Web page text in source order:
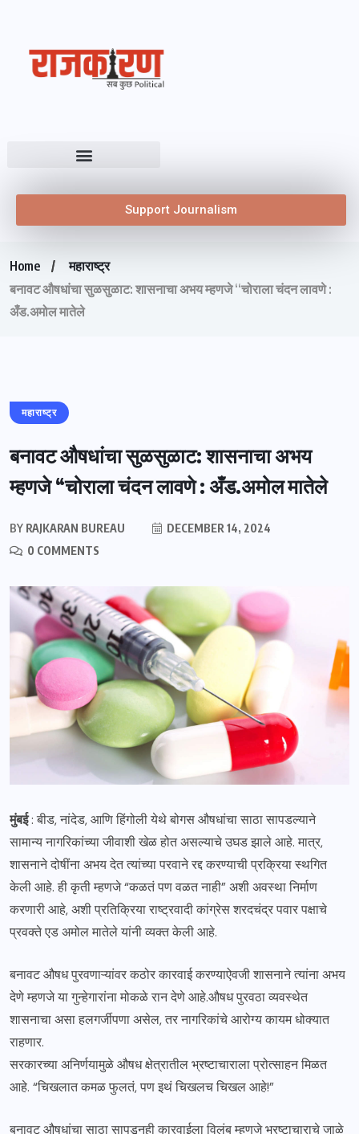
Support Journalism
Home
महाराष्ट्र
बनावट औषधांचा सुळसुळाट: शासनाचा अभय म्हणजे “चोराला चंदन लावणे :
अँड.अमोल मातेले
महाराष्ट्र
बनावट औषधांचा सुळसुळाट: शासनाचा अभय
म्हणजे “चोराला चंदन लावणे : अँड.अमोल मातेले
BY RAJKARAN BUREAU
DECEMBER 14, 2024
0 COMMENTS
मुंबई: बीड, नांदेड, आणि हिंगोली येथे बोगस औषधांचा साठा सापडल्याने
सामान्य नागरिकांच्या जीवाशी खेळ होत असल्याचे उघड झाले आहे. मात्र,
शासनाने दोषींना अभय देत त्यांच्या परवाने रद्द करण्याची प्रक्रिया स्थगित
केली आहे. ही कृती म्हणजे “कळतं पण वळत नाही” अशी अवस्था निर्माण
करणारी आहे, अशी प्रतिक्रिया राष्ट्रवादी कांग्रेस शरदचंद्र पवार पक्षाचे
प्रवक्ते एड अमोल मातेले यांनी व्यक्त केली आहे.
बनावट औषध पुरवणाऱ्यांवर कठोर कारवाई करण्याऐवजी शासनाने त्यांना अभय
देणे म्हणजे या गुन्हेगारांना मोकळे रान देणे आहे.औषध पुरवठा व्यवस्थेत
शासनाचा असा हलगर्जीपणा असेल, तर नागरिकांचे आरोग्य कायम धोक्यात
राहणार.
सरकारच्या अनिर्णयामुळे औषध क्षेत्रातील भ्रष्टाचाराला प्रोत्साहन मिळत
आहे. “चिखलात कमळ फुलतं, पण इथं चिखलच चिखल आहे!”
बनावट औषधांचा साठा सापडूनही कारवाईला विलंब म्हणजे भ्रष्टाचाराचे जाळे